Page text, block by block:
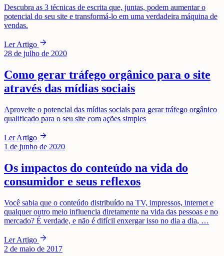
Descubra as 3 técnicas de escrita que, juntas, podem aumentar o
potencial do seu site e transformá-lo em uma verdadeira máquina de
vendas.
Ler Artigo arrow_forward
28 de julho de 2020
Como gerar tráfego orgânico para o site
através das mídias sociais
Aproveite o potencial das mídias sociais para gerar tráfego orgânico
qualificado para o seu site com ações simples
Ler Artigo arrow_forward
1 de junho de 2020
Os impactos do conteúdo na vida do
consumidor e seus reflexos
Você sabia que o conteúdo distribuído na TV, impressos, internet e
qualquer outro meio influencia diretamente na vida das pessoas e no
mercado? É verdade, e não é difícil enxergar isso no dia a dia, …
Ler Artigo arrow_forward
2 de maio de 2017